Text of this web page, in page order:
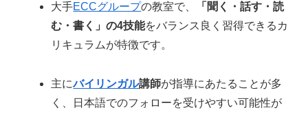
大手ECCグループの教室で、
「聞く・話す・読
む・書く」の4技能をバランス良く習得できるカ
リキュラムが特徴です。
主にバイリンガル講師が指導にあたることが多
く、日本語でのフォローを受けやすい可能性が